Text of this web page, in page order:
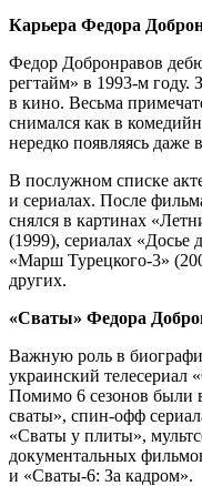
Карьера Федора
Федор Добронравов
регтайм» в 1993-м году.
в кино. Весьма
снимался как в
нередко появляясь даже
В послужном списке
и сериалах. После
снялся в картинах
(1999), сериалах «Досье
«Марш Турецкого-3»
других.
«Сваты» Федора
Важную роль в
украинский телесериал
Помимо 6 сезонов
сваты», спин-офф
«Сваты у плиты»,
документальных
и «Сваты-6: За кадром».